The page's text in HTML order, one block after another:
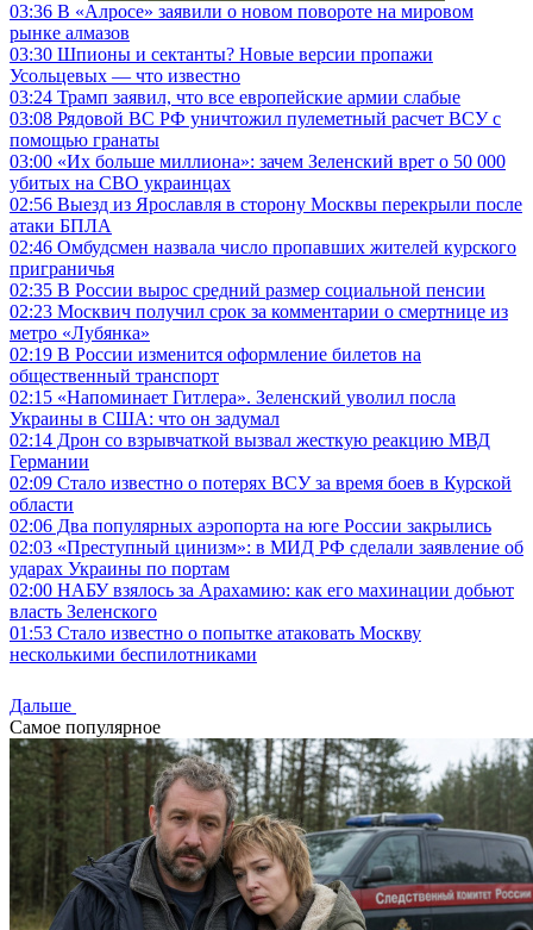
03:36 В «Алросе» заявили о новом повороте на мировом
рынке алмазов
03:30 Шпионы и сектанты? Новые версии пропажи
Усольцевых — что известно
03:24 Трамп заявил, что все европейские армии слабые
03:08 Рядовой ВС РФ уничтожил пулеметный расчет ВСУ с
помощью гранаты
03:00 «Их больше миллиона»: зачем Зеленский врет о 50 000
убитых на СВО украинцах
02:56 Выезд из Ярославля в сторону Москвы перекрыли после
атаки БПЛА
02:46 Омбудсмен назвала число пропавших жителей курского
приграничья
02:35 В России вырос средний размер социальной пенсии
02:23 Москвич получил срок за комментарии о смертнице из
метро «Лубянка»
02:19 В России изменится оформление билетов на
общественный транспорт
02:15 «Напоминает Гитлера». Зеленский уволил посла
Украины в США: что он задумал
02:14 Дрон со взрывчаткой вызвал жесткую реакцию МВД
Германии
02:09 Стало известно о потерях ВСУ за время боев в Курской
области
02:06 Два популярных аэропорта на юге России закрылись
02:03 «Преступный цинизм»: в МИД РФ сделали заявление об
ударах Украины по портам
02:00 НАБУ взялось за Арахамию: как его махинации добьют
власть Зеленского
01:53 Стало известно о попытке атаковать Москву
несколькими беспилотниками
Дальше
Самое популярное